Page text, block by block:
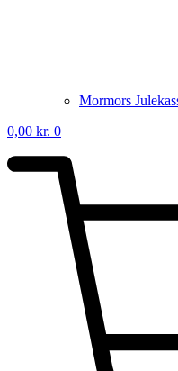
Mormors
0,00 kr. 0